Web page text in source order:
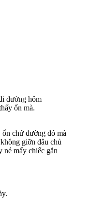
đường hôm
ổn mà.
chứ đường đó mà
giỡn đâu chủ
né mấy chiếc gắn